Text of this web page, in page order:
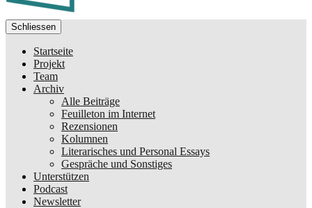
Schliessen
Startseite
Projekt
Team
Archiv
Alle Beiträge
Feuilleton im Internet
Rezensionen
Kolumnen
Literarisches und Personal Essays
Gespräche und Sonstiges
Unterstützen
Podcast
Newsletter